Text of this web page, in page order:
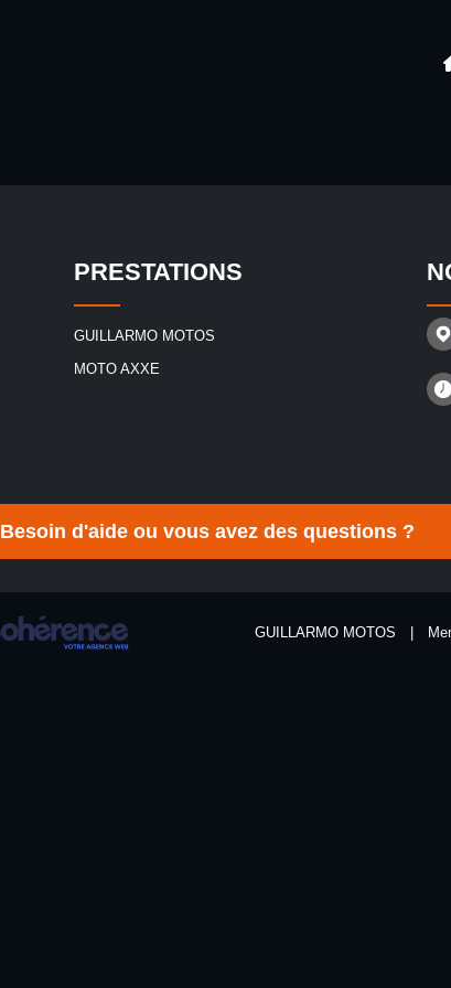
PRESTATIONS
GUILLARMO MOTOS
MOTO AXXE
Besoin d'aide ou vous avez des questions ?
GUILLARMO MOTOS |